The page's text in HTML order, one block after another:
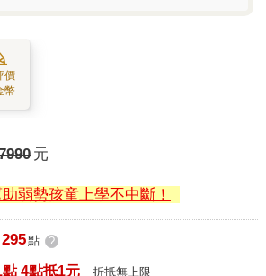
價
幣
元
弱勢孩童上學不中斷！
295點 ?
4點抵1元 折抵無上限